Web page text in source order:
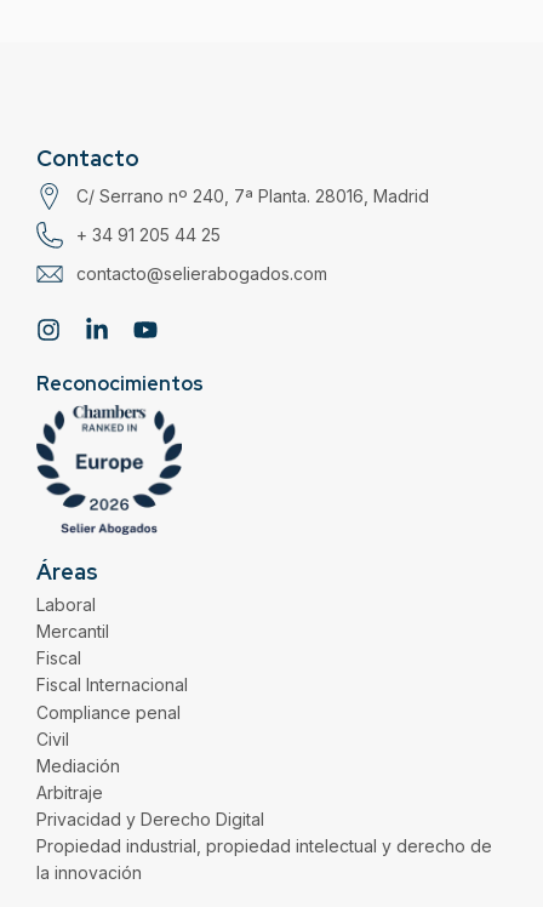
Contacto
C/ Serrano nº 240, 7ª Planta. 28016, Madrid
+ 34 91 205 44 25
contacto@selierabogados.com
Reconocimientos
Áreas
Laboral
Mercantil
Fiscal
Fiscal Internacional
Compliance penal
Civil
Mediación
Arbitraje
Privacidad y Derecho Digital
Propiedad industrial, propiedad intelectual y derecho de
la innovación